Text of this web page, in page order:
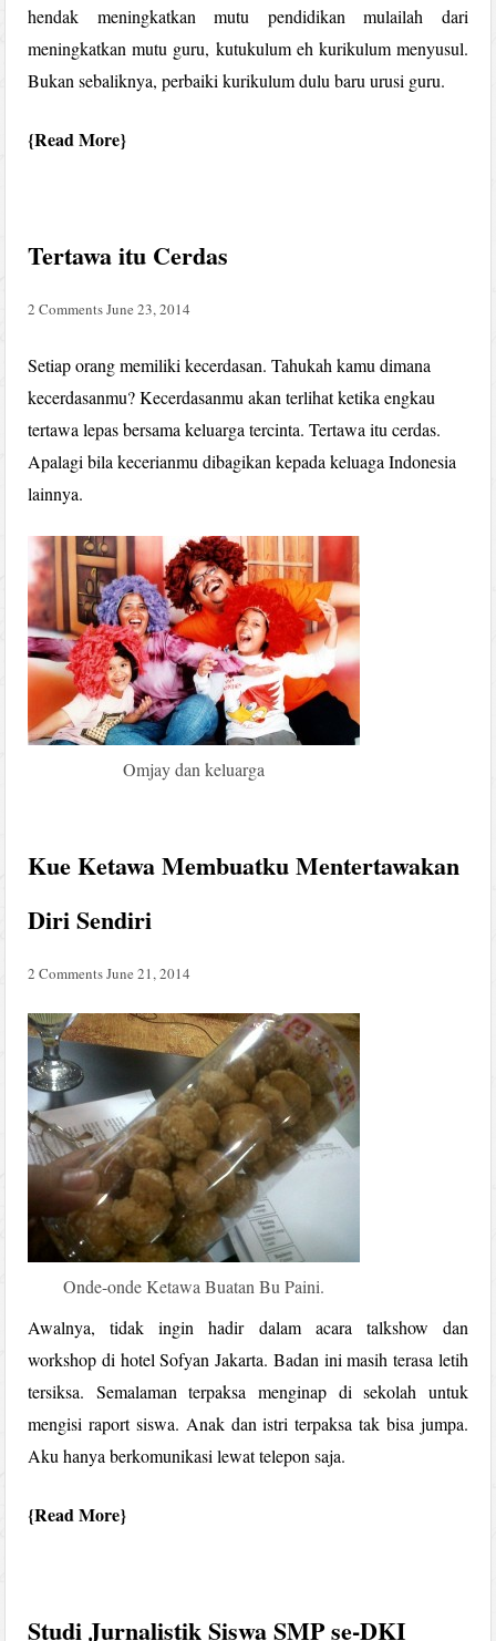
hendak meningkatkan mutu pendidikan mulailah dari
meningkatkan mutu guru, kutukulum eh kurikulum menyusul.
Bukan sebaliknya, perbaiki kurikulum dulu baru urusi guru.
Read More
Tertawa itu Cerdas
2 CommentsJune 23, 2014
Setiap orang memiliki kecerdasan. Tahukah kamu dimana
kecerdasanmu? Kecerdasanmu akan terlihat ketika engkau
tertawa lepas bersama keluarga tercinta. Tertawa itu cerdas.
Apalagi bila kecerianmu dibagikan kepada keluaga Indonesia
lainnya.
Omjay dan keluarga
Kue Ketawa Membuatku Mentertawakan
Diri Sendiri
2 CommentsJune 21, 2014
Onde-onde Ketawa Buatan Bu Paini.
Awalnya, tidak ingin hadir dalam acara talkshow dan
workshop di hotel Sofyan Jakarta. Badan ini masih terasa letih
tersiksa. Semalaman terpaksa menginap di sekolah untuk
mengisi raport siswa. Anak dan istri terpaksa tak bisa jumpa.
Aku hanya berkomunikasi lewat telepon saja.
Read More
Studi Jurnalistik Siswa SMP se-DKI